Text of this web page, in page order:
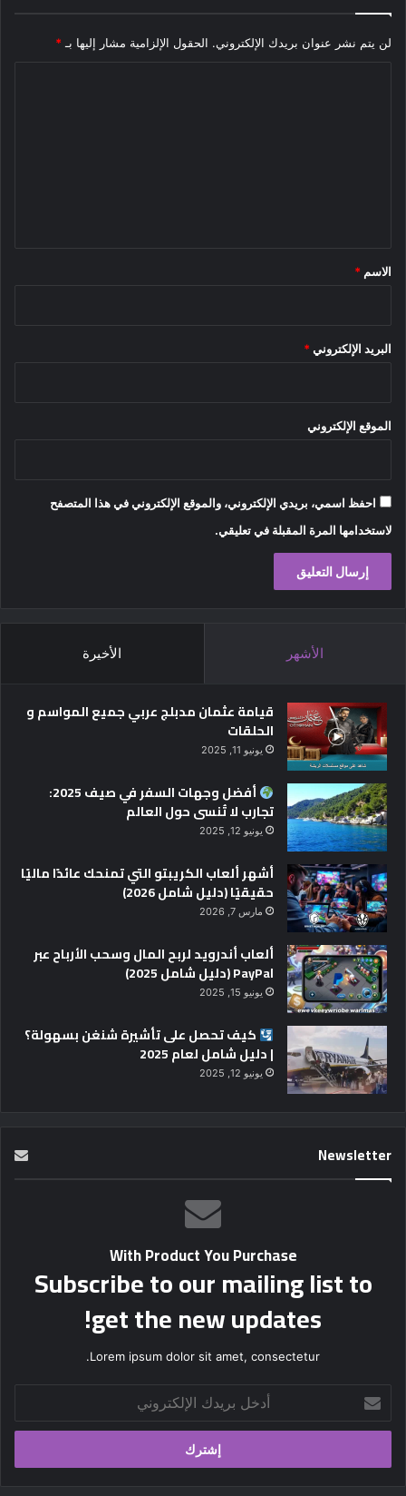
لن يتم نشر عنوان بريدك الإلكتروني. الحقول الإلزامية مشار إليها بـ *
*
الاسم *
البريد الإلكتروني *
الموقع الإلكتروني
احفظ اسمي، بريدي الإلكتروني، والموقع الإلكتروني في هذا المتصفح
لاستخدامها المرة المقبلة في تعليقي.
الأشهر الأخيرة
قيامة عثمان مدبلج عربي جميع المواسم و
الحلقات
يونيو 11, 2025
أفضل وجهات السفر في صيف 2025:
تجارب لا تُنسى حول العالم
يونيو 12, 2025
أشهر ألعاب الكريبتو التي تمنحك عائدًا ماليًا
حقيقيًا (دليل شامل 2026)
مارس 7, 2026
ألعاب أندرويد لربح المال وسحب الأرباح عبر
PayPal (دليل شامل 2025)
يونيو 15, 2025
كيف تحصل على تأشيرة شنغن بسهولة؟
| دليل شامل لعام 2025
يونيو 12, 2025
Newsletter
With Product You Purchase
Subscribe to our mailing list to
get the new updates!
Lorem ipsum dolor sit amet, consectetur.
بريدك
الإلكتروني